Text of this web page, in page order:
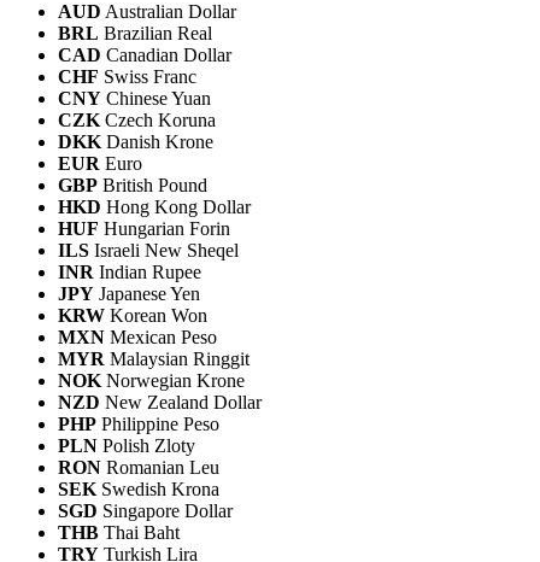
AUD Australian Dollar
BRL Brazilian Real
CAD Canadian Dollar
CHF Swiss Franc
CNY Chinese Yuan
CZK Czech Koruna
DKK Danish Krone
EUR Euro
GBP British Pound
HKD Hong Kong Dollar
HUF Hungarian Forin
ILS Israeli New Sheqel
INR Indian Rupee
JPY Japanese Yen
KRW Korean Won
MXN Mexican Peso
MYR Malaysian Ringgit
NOK Norwegian Krone
NZD New Zealand Dollar
PHP Philippine Peso
PLN Polish Zloty
RON Romanian Leu
SEK Swedish Krona
SGD Singapore Dollar
THB Thai Baht
TRY Turkish Lira